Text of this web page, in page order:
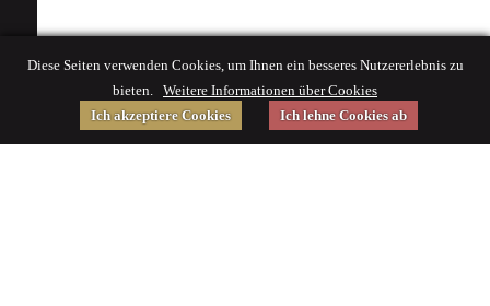
Diese Seiten verwenden Cookies, um Ihnen ein besseres Nutzererlebnis zu
bieten. Weitere Informationen über Cookies
Ich akzeptiere Cookies
Ich lehne Cookies ab